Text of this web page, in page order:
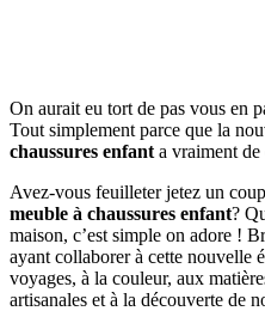
On aurait eu tort de pas vous en
Tout simplement parce que la
chaussures enfant a vraiment
Avez-vous feuilleter jetez un
meuble à chaussures enfant?
maison, c’est simple on adore !
ayant collaborer à cette nouvelle
voyages, à la couleur, aux
artisanales et à la découverte de